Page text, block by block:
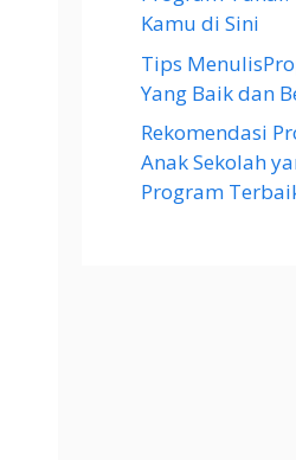
Kamu di Sini
Tips
Yang Baik dan
Rekomendasi
Anak Sekolah
Program